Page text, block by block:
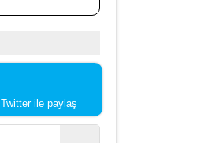
Twitter ile paylaş